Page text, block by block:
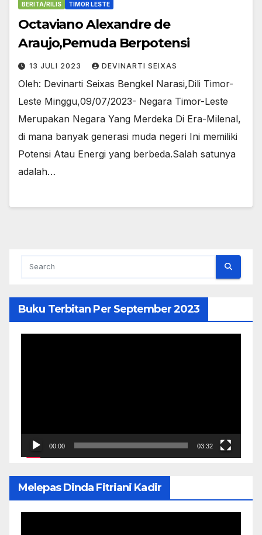
BERITA/RILIS TIMOR LESTE
Octaviano Alexandre de
Araujo,Pemuda Berpotensi
13 JULI 2023 DEVINARTI SEIXAS
Oleh: Devinarti Seixas Bengkel Narasi,Dili Timor-
Leste Minggu,09/07/2023- Negara Timor-Leste
Merupakan Negara Yang Merdeka Di Era-Milenal,
di mana banyak generasi muda negeri Ini memiliki
Potensi Atau Energi yang berbeda.Salah satunya
adalah…
Buku Terbitan Per September 2023
00:00 03:32
Melepas Dinda Fitriani Kadir